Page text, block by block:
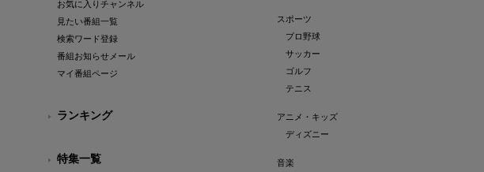
お気に入りチャンネル
見たい番組一覧
検索ワード登録
番組お知らせメール
マイ番組ページ
ランキング
特集一覧
スポーツ
プロ野球
サッカー
ゴルフ
テニス
アニメ・キッズ
ディズニー
音楽